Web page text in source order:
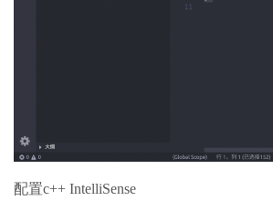
配置c++ IntelliSense